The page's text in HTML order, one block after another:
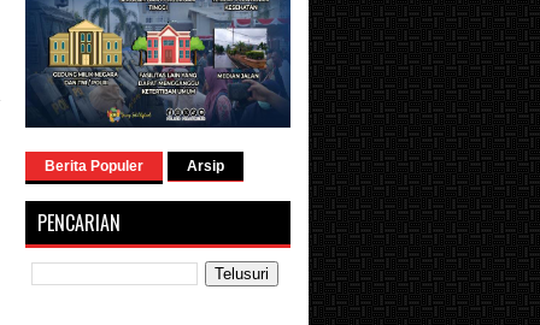
Berita Populer Arsip
PENCARIAN